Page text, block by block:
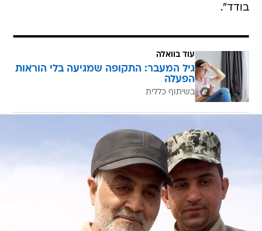
בודד".
עוד בוואלה
גיל המעבר: התקופה שמגיעה בלי הוראות
הפעלה
בשיתוף כללית